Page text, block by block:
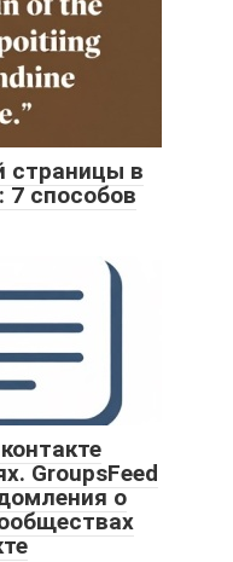
страницы в
7 способов
GroupsFeed
о